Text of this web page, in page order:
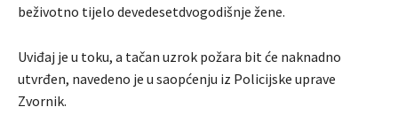
beživotno tijelo devedesetdvogodišnje žene.
Uviđaj je u toku, a tačan uzrok požara bit će naknadno
utvrđen, navedeno je u saopćenju iz Policijske uprave
Zvornik.